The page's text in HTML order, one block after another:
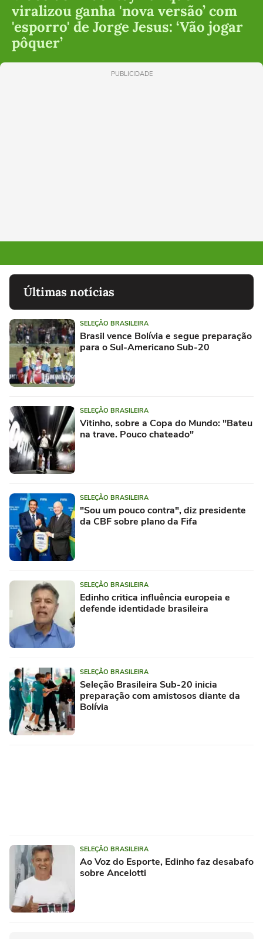
viralizou ganha 'nova versão’ com
'esporro' de Jorge Jesus: ‘Vão jogar
pôquer’
PUBLICIDADE
Últimas notícias
SELEÇÃO BRASILEIRA
Brasil vence Bolívia e segue preparação
para o Sul-Americano Sub-20
SELEÇÃO BRASILEIRA
Vitinho, sobre a Copa do Mundo: "Bateu
na trave. Pouco chateado"
SELEÇÃO BRASILEIRA
"Sou um pouco contra", diz presidente
da CBF sobre plano da Fifa
SELEÇÃO BRASILEIRA
Edinho critica influência europeia e
defende identidade brasileira
SELEÇÃO BRASILEIRA
Seleção Brasileira Sub-20 inicia
preparação com amistosos diante da
Bolívia
SELEÇÃO BRASILEIRA
Ao Voz do Esporte, Edinho faz desabafo
sobre Ancelotti